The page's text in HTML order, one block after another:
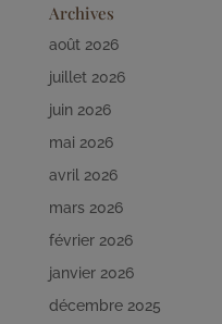
Archives
août 2026
juillet 2026
juin 2026
mai 2026
avril 2026
mars 2026
février 2026
janvier 2026
décembre 2025